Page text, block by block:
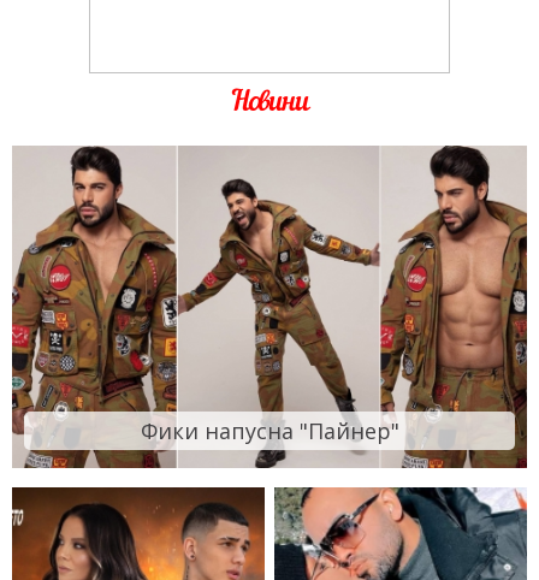
Новини
Фики напусна "Пайнер"